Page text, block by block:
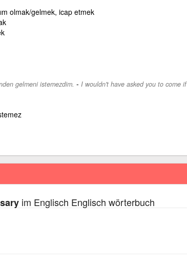
olmak/gelmek, icap etmek
gelmeni istemezdim. - I wouldn't have asked you to come if
im Englisch Englisch wörterbuch